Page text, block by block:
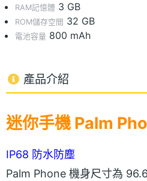
RAM記憶體 3 GB
ROM儲存空間 32 GB
電池容量 800 mAh
產品介紹
迷你手機 Palm
IP68 防水防塵
Palm Phone 機身尺寸為